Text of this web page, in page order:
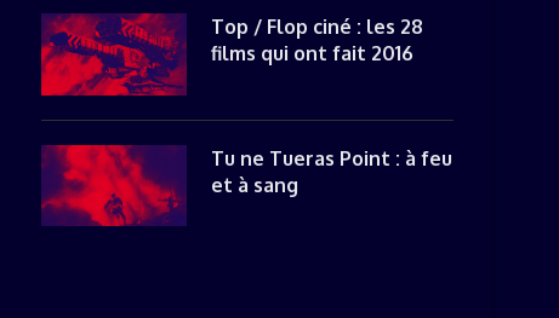
Top / Flop ciné : les 28
films qui ont fait 2016
Tu ne Tueras Point : à feu
et à sang